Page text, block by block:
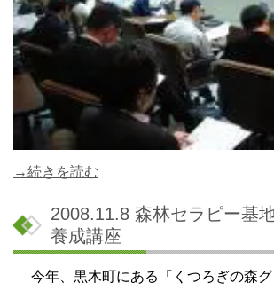
→続きを読む
2008.11.8 森林セラピー基
養成講座
今年、黒木町にある「くつろぎの森